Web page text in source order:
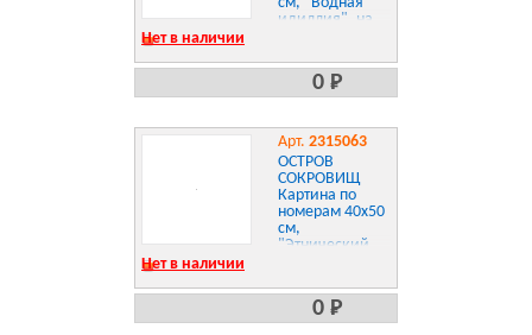
идиллия", на
662907
Нет в наличии
0 Р
Арт. 2315063
ОСТРОВ
СОКРОВИЩ
Картина по
номерам 40х50
см,
"Этнический
акрил, кисти,
663349
Нет в наличии
0 Р